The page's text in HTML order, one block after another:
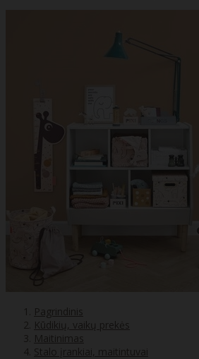
Pagrindinis
Kūdikių, vaikų prekės
Maitinimas
Stalo įrankiai, maitintuvai